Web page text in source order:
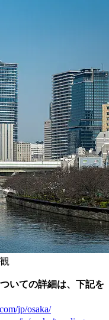
いての詳細は、下記を
jp/osaka/